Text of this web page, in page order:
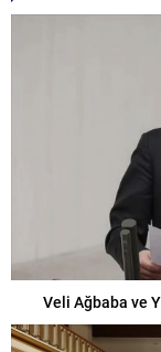
Veli Ağbaba ve